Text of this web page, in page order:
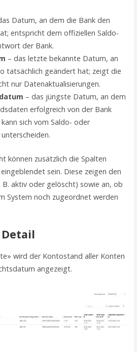
Datum, an dem die Bank den
entspricht dem offiziellen Saldo-
der Bank.
– das letzte bekannte Datum, an
tatsächlich geändert hat; zeigt die
nur Datenaktualisierungen.
– das jüngste Datum, an dem
erfolgreich von der Bank
sich vom Saldo- oder
können zusätzlich die Spalten
sein. Diese zeigen den
B. aktiv oder gelöscht) sowie an, ob
System noch zugeordnet werden
wird der Kontostand aller Konten
angezeigt.